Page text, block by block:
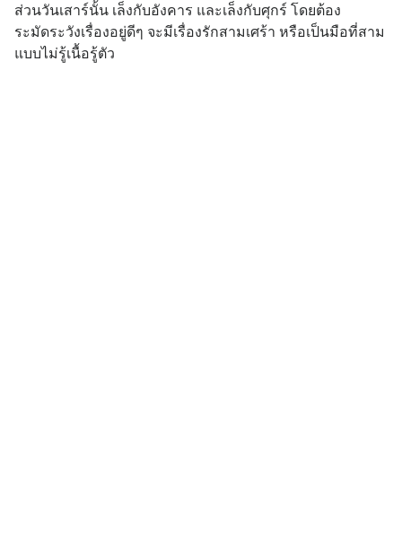
ส่วนวันเสาร์นั้น เล็งกับอังคาร และเล็งกับศุกร์ โดยต้อง
ระมัดระวังเรื่องอยู่ดีๆ จะมีเรื่องรักสามเศร้า หรือเป็นมือที่สาม
แบบไม่รู้เนื้อรู้ตัว